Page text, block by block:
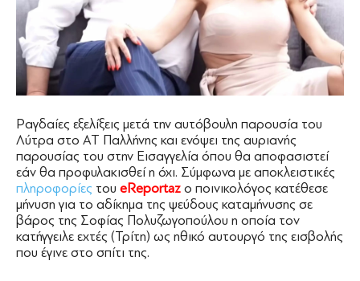
Ραγδαίες εξελίξεις μετά την αυτόβουλη παρουσία του
Λύτρα στο ΑΤ Παλλήνης και ενόψει της αυριανής
παρουσίας του στην Εισαγγελία όπου θα αποφασιστεί
εάν θα προφυλακισθεί η όχι. Σύμφωνα με αποκλειστικές
πληροφορίες του eReportaz ο ποινικολόγος κατέθεσε
μήνυση για το αδίκημα της ψεύδους καταμήνυσης σε
βάρος της Σοφίας Πολυζωγοπούλου η οποία τον
κατήγγειλε εχτές (Τρίτη) ως ηθικό αυτουργό της εισβολής
που έγινε στο σπίτι της.